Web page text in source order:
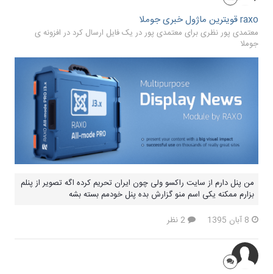
raxo قویترین ماژول خبری جوملا
معتمدی پور نظری برای معتمدی پور در یک فایل ارسال کرد در افزونه ی
جوملا
من پنل دارم از سایت راکسو ولی چون ایران تحریم کرده اگه تصویر از پنلم
بزارم ممکنه یکی اسم منو گزارش بده پنل خودمم بسته بشه
8 آبان 1395